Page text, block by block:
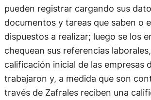
pueden registrar cargando sus
documentos y tareas que saben o
dispuestos a realizar; luego se los
chequean sus referencias
calificación inicial de las empresas
trabajaron y, a medida que son
través de Zafrales reciben una